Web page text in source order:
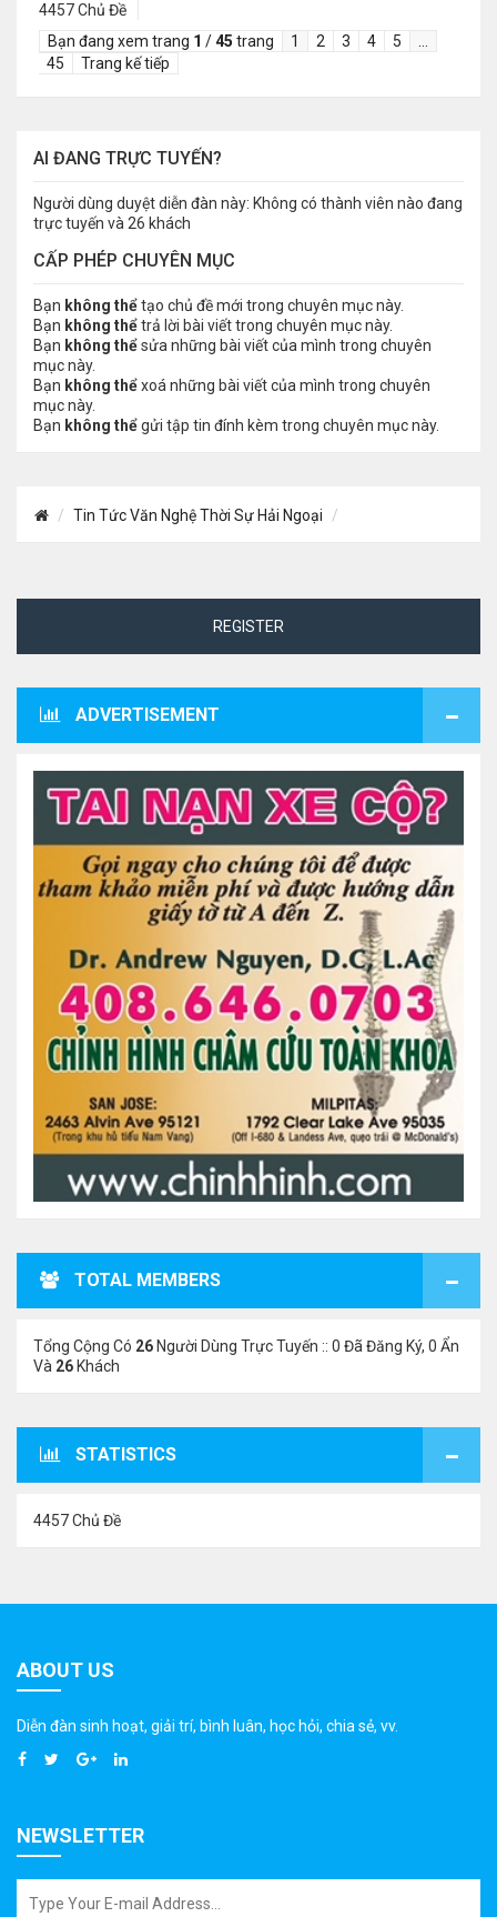
4457 Chủ Đề
Bạn đang xem trang 1 /45 trang 1 2 3 4 5
45
Trang kế tiếp
AI ĐANG TRỰC TUYẾN?
Người dùng duyệt diễn đàn này: Không có thành viên nào đang
trực tuyến và 26 khách
CẤP PHÉP CHUYÊN MỤC
Bạn không thểtạo chủ đề mới trong chuyên mục này.
Bạn không thểtrả lời bài viết trong chuyên mục này.
Bạn không thểsửa những bài viết của mình trong chuyên
mục này.
Bạn không thểxoá những bài viết của mình trong chuyên
mục này.
Bạn không thểgửi tập tin đính kèm trong chuyên mục này.
Tin Tức Văn Nghệ Thời Sự Hải Ngoại
REGISTER
ADVERTISEMENT
TOTAL MEMBERS
Tổng Cộng Có 26 Người Dùng Trực Tuyến :: 0 Đã Đăng Ký, 0 Ẩn
Và 26 Khách
STATISTICS
4457 Chủ Đề
ABOUT US
Diễn đàn sinh hoạt, giải trí, bình luân, học hỏi, chia sẻ, vv.
NEWSLETTER